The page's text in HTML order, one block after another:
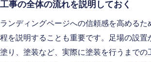
工事の全体の流れを説明しておく
ランディングページへの信頼感を高めるた
程を説明することも重要です。足場の設置
塗り、塗装など、実際に塗装を行うまでの